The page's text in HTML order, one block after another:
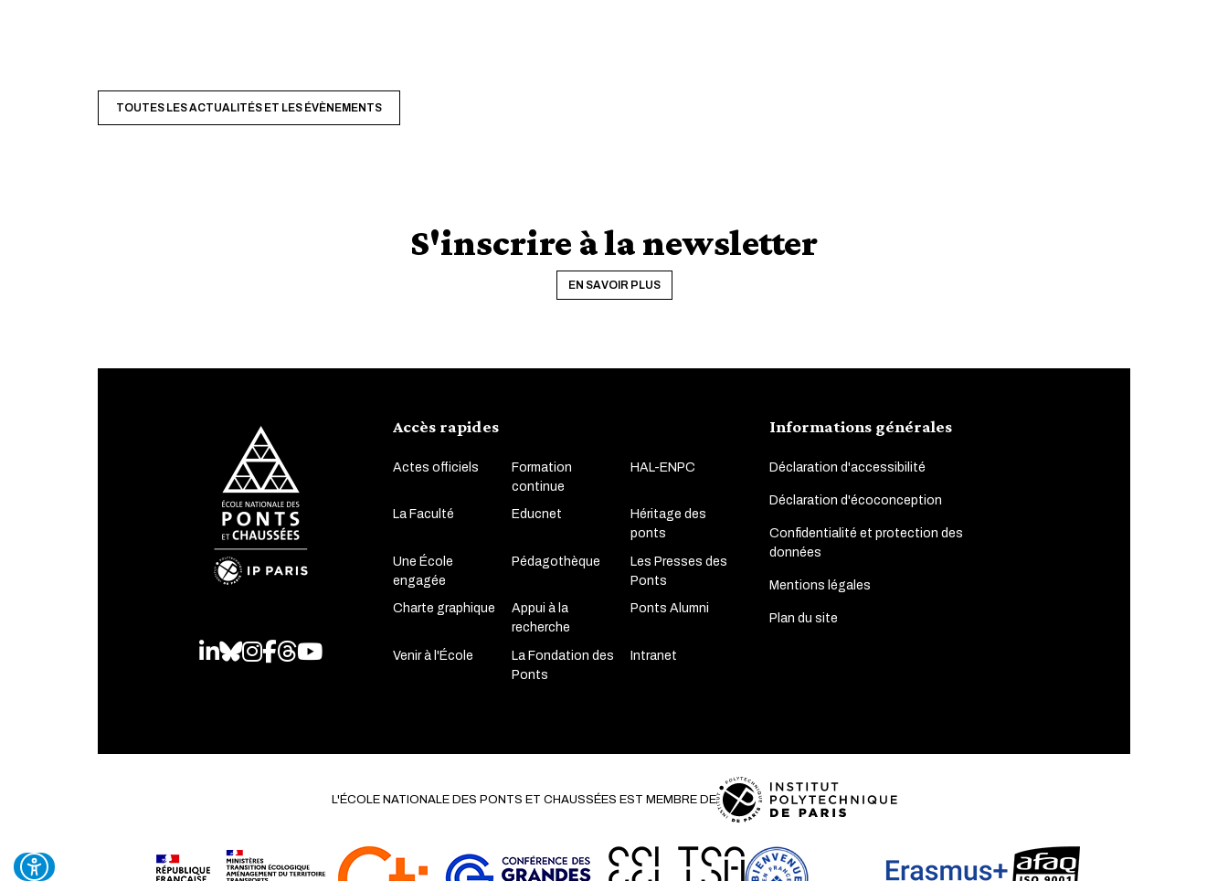
TOUTES LES ACTUALITÉS ET LES ÉVÈNEMENTS
S'inscrire à la newsletter
EN SAVOIR PLUS
LinkedIn
Bluesky
Instagram
Facebook
ThreadsYoutube
Accès rapides
Actes officiels
Formation
continue
HAL-ENPC
La Faculté Educnet
Héritage des
ponts
Une École
engagée
Pédagothèque
Les Presses des
Ponts
Charte graphique
Appui à la
recherche
Ponts Alumni
Venir à l'École
La Fondation des
Ponts
Intranet
Informations générales
Déclaration d'accessibilité
Déclaration d'écoconception
Confidentialité et protection des
données
Mentions légales
Plan du site
L'ÉCOLE NATIONALE DES PONTS ET CHAUSSÉES EST MEMBRE DE